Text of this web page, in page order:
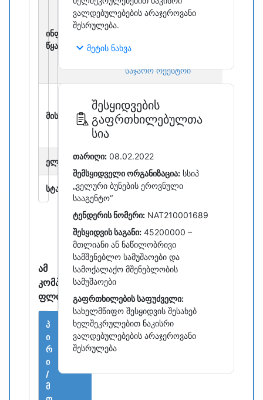
ინფორმაციის
წყარო:
წარმოდგენილი
ინფორმაცია არის
ხელმისაწვდომი
საჯარო რეესტრი
მისამართი:
საქართველო, ქ.
ქუთაისი, დიმიტრი
არაყიშვილის ქუჩა, N
ელ.ფოსტა: kutaisi.bani@gmail.com
სტატუსი: აქტიური
ამ
კომპანიას
ფლობენ
პ
ი
რ
ი
/
მ
ვალდებულებების არაჯეროვანი
შესრულება.
expand_more მეტის ნახვა
შესყიდვების
გაფრთხილებულთა
სია
თარიღი: 08.02.2022
შემსყიდველი ორგანიზაცია: სსიპ
„ველური ბუნების ეროვნული
სააგენტო“
ტენდერის ნომერი: NAT210001689
შესყიდვის საგანი: 45200000 –
მთლიანი ან ნაწილობრივი
სამშენებლო სამუშაოები და
სამოქალაქო მშენებლობის
სამუშაოები
გაფრთხილების საფუძველი:
სახელმწიფო შესყიდვის შესახებ
ხელშეკრულებით ნაკისრი
ვალდებულებების არაჯეროვანი
შესრულება